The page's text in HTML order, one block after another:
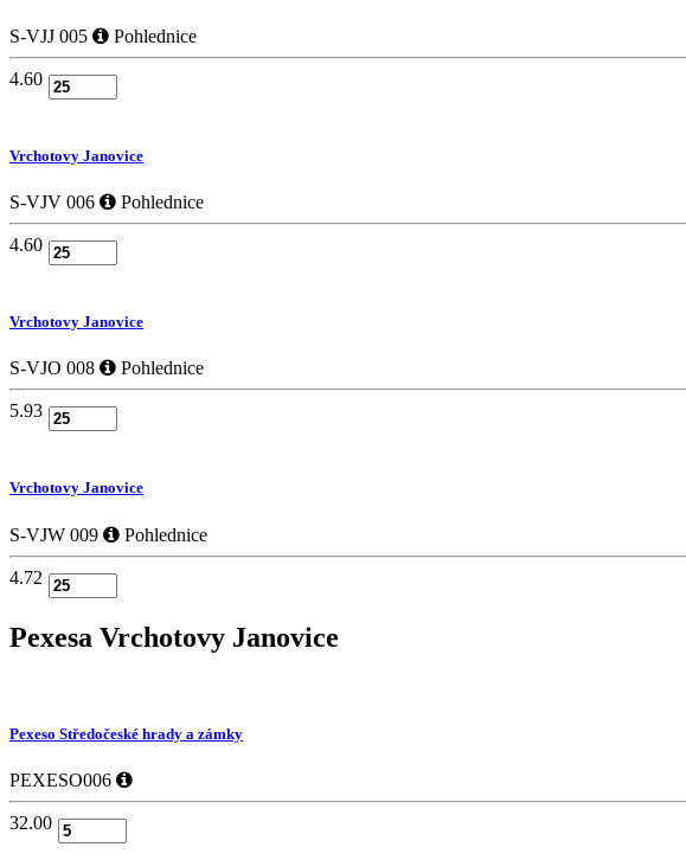
S-VJJ 005 Pohlednice
4.60
Vrchotovy Janovice
S-VJV 006 Pohlednice
4.60
Vrchotovy Janovice
S-VJO 008 Pohlednice
5.93
Vrchotovy Janovice
S-VJW 009 Pohlednice
4.72
Pexesa Vrchotovy Janovice
Pexeso Středočeské hrady a zámky
PEXESO006
32.00